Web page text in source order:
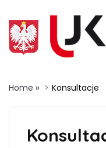
Home » Konsultacje